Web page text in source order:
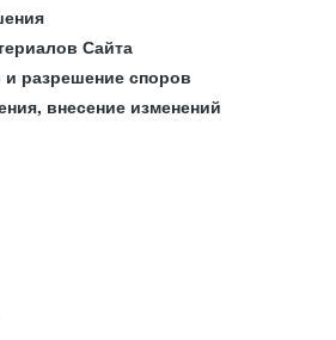
Сайта
разрешение споров
внесение изменений